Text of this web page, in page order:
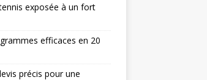
exposée à un fort
efficaces en 20
précis pour une